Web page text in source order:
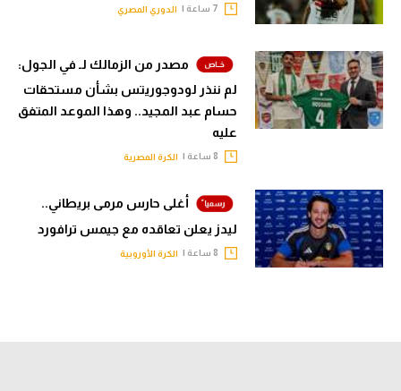
الدوري المصري
مصدر من الزمالك لـ في الجول:
لم ننذر لودوجوريتس بشأن مستحقات
حسام عبد المجيد.. وهذا الموعد المتفق
عليه
الكرة المصرية
أغلى حارس مرمى بريطاني..
ليدز يعلن تعاقده مع جيمس ترافورد
الكرة الأوروبية